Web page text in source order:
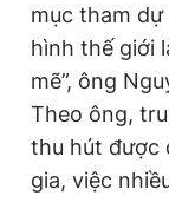
mục tham
hình thế giới
mẽ”, ông
Theo ông,
thu hút được
gia, việc